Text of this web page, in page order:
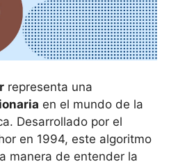
representa una
en el mundo de la
Desarrollado por el
en 1994, este algoritmo
manera de entender la